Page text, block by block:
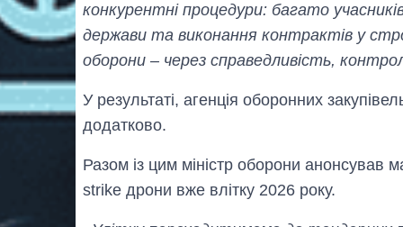
конкурентні процедури: багато
держави та виконання контрактів у
оборони – через справедливість,
У результаті, агенція оборонних
додатково.
Разом із цим міністр оборони анонсував
strike дрони вже влітку 2026 року.